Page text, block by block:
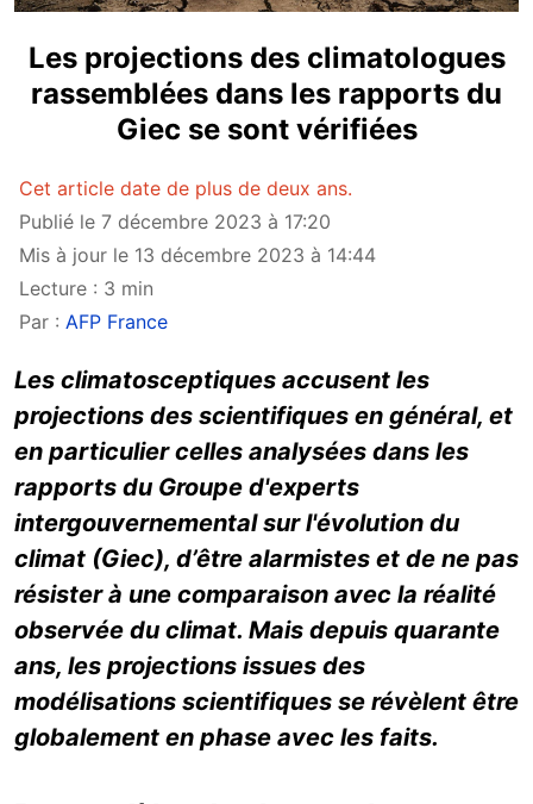
Les projections des climatologues
rassemblées dans les rapports du
Giec se sont vérifiées
Cet article date de plus de deux ans.
Publié le 7 décembre 2023 à 17:20
Mis à jour le 13 décembre 2023 à 14:44
Lecture : 3 min
Par : AFP France
Les climatosceptiques accusent les
projections des scientifiques en général, et
en particulier celles analysées dans les
rapports du Groupe d'experts
intergouvernemental sur l'évolution du
climat (Giec), d’être alarmistes et de ne pas
résister à une comparaison avec la réalité
observée du climat. Mais depuis quarante
ans, les projections issues des
modélisations scientifiques se révèlent être
globalement en phase avec les faits.